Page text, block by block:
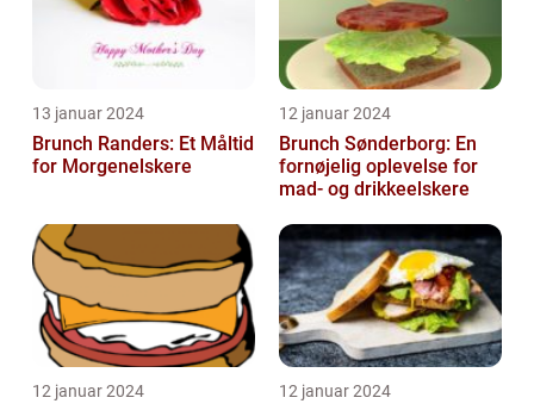
13 januar 2024
Brunch Randers: Et Måltid
for Morgenelskere
12 januar 2024
Brunch Sønderborg: En
fornøjelig oplevelse for
mad- og drikkeelskere
12 januar 2024 12 januar 2024